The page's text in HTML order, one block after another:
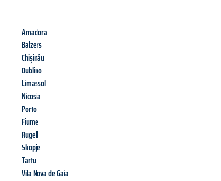
Amadora
Balzers
Chișinău
Dublino
Limassol
Nicosia
Porto
Fiume
Rugell
Skopje
Tartu
Vila Nova de Gaia